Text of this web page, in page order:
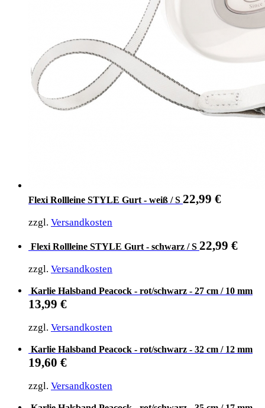
Flexi Rollleine STYLE Gurt - weiß / S 22,99 €
zzgl. Versandkosten
Flexi Rollleine STYLE Gurt - schwarz / S 22,99 €
zzgl. Versandkosten
Karlie Halsband Peacock - rot/schwarz - 27 cm / 10 mm
13,99 €
zzgl. Versandkosten
Karlie Halsband Peacock - rot/schwarz - 32 cm / 12 mm
19,60 €
zzgl. Versandkosten